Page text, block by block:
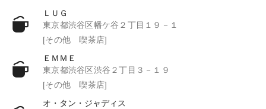
ＬＵＧ
東京都渋谷区幡ケ谷２丁目１９－１
[その他 喫茶店]
ＥＭＭＥ
東京都渋谷区渋谷２丁目３－１９
[その他 喫茶店]
オ・タン・ジャディス